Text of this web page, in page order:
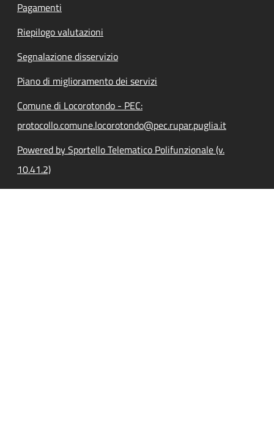
Pagamenti
Riepilogo valutazioni
Segnalazione disservizio
Piano di miglioramento dei servizi
Comune di Locorotondo - PEC:
protocollo.comune.locorotondo@pec.rupar.puglia.it
Powered by Sportello Telematico Polifunzionale (v.
10.41.2)